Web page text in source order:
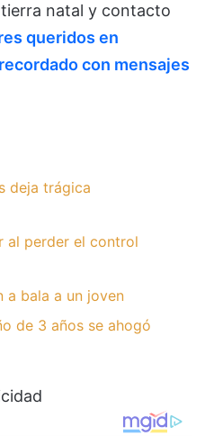
natal y contacto
queridos en
con mensajes
deja trágica
al perder el control
a bala a un joven
de 3 años se ahogó